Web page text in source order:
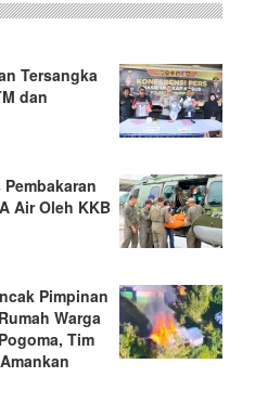
Tersangka
dan
Air Oleh KKB
Pimpinan
Warga
Tim